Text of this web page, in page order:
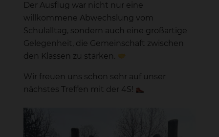
Der Ausflug war nicht nur eine
willkommene Abwechslung vom
Schulalltag, sondern auch eine großartige
Gelegenheit, die Gemeinschaft zwischen
den Klassen zu stärken.
Wir freuen uns schon sehr auf unser
nächstes Treffen mit der 4S!